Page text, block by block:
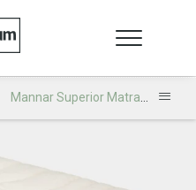
Mannar Superior Matratze